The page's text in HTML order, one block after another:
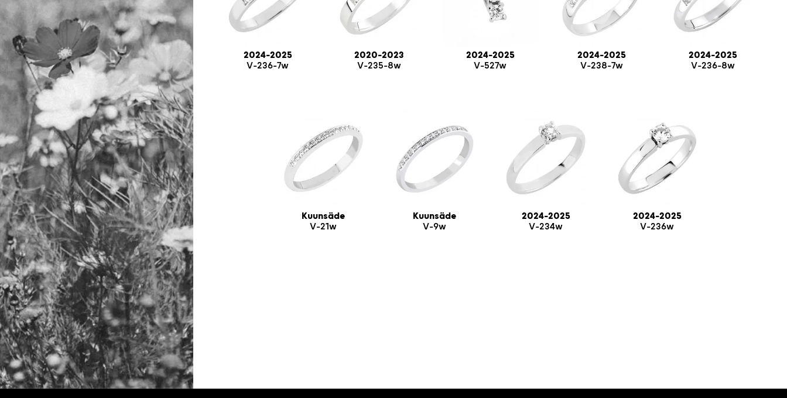
2024-2025
V-236-7w
2020-2023
V-235-8w
2024-2025
V-527w
2024-2025
V-238-7w
2024-2025
V-236-8w
Kuunsäde
V-21w
Kuunsäde
V-9w
2024-2025
V-234w
2024-2025
V-236w